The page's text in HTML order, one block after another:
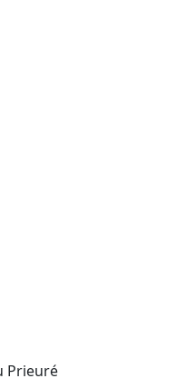
Prieuré